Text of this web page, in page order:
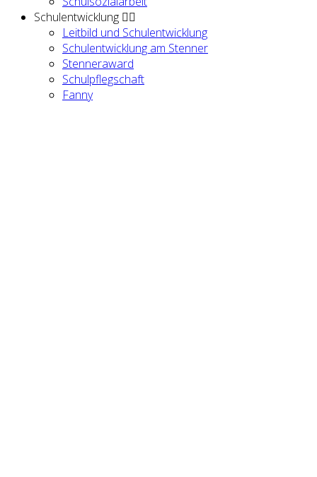
Schulentwicklung
Leitbild und Schulentwicklung
Schulentwicklung am Stenner
Stenneraward
Schulpflegschaft
Fanny